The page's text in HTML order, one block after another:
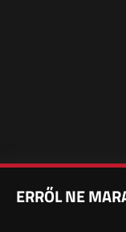
ERRŐL NE